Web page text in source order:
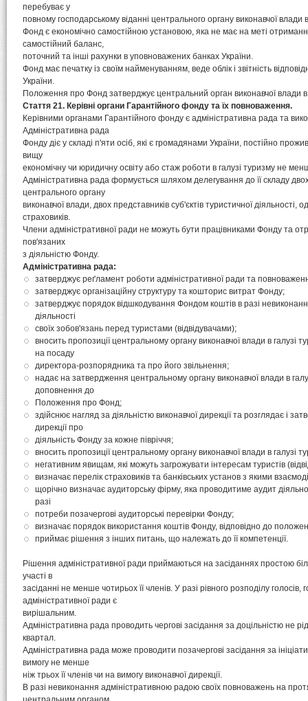
перебуває у
повному господарському віданні центрального органу виконавчої влади
Фонд є економічно самостійною установою, яка не має на меті
самостійний баланс,
поточний та інші рахунки в уповноважених банках України.
Фонд має печатку із своїм найменуванням, веде облік і звітність
України.
Положення про Фонд затверджує центральний орган виконавчої влади в
Стаття 21. Керівні органи Гарантійного фонду та їх повноваження.
Керівними органами Гарантійного фонду є адміністративна рада та
Адміністративна рада
Фонду діє у складі п'яти осіб, які є громадянами України, постійно
вищу
економічну чи юридичну освіту або стаж роботи в галузі туризму не
Адміністративна рада формується шляхом делегування до її складу
центрального органу
виконавчої влади, двох представників суб'єктів туристичної діяльності,
страховиків.
Члени адміністративної ради не можуть бути працівниками Фонду та
пов'язаних
з діяльністю Фонду.
Адміністративна рада:
затверджує реґламент роботи адміністративної ради та
затверджує організаційну структуру та кошторис витрат Фонду;
затверджує порядок відшкодування Фондом коштів в разі
діяльності
своїх зобов'язань перед туристами (відвідувачами);
вносить пропозиції центральному органу виконавчої влади в галузі
на посаду
директора-розпорядника та про його звільнення;
надає на затвердження центральному органу виконавчої влади в
доповнення до
Положення про Фонд;
здійснює нагляд за діяльністю виконавчої дирекції та розглядає і
дирекції про
діяльність Фонду за кожне півріччя;
вносить пропозиції центральному органу виконавчої влади в галузі
негативним явищам, які можуть загрожувати інтересам туристів
визначає перелік страховиків та банківських установ з якими
щорічно визначає аудиторську фірму, яка проводитиме аудит
разі
потреби позачергові аудиторські перевірки Фонду;
визначає порядок використання коштів Фонду, відповідно до
приймає рішення з інших питань, що належать до її компетенції.
Рішення адміністративної ради приймаються на засіданнях простою
участі в
засіданні не менше чотирьох її членів. У разі рівного розподілу голосів,
адміністративної ради є
вирішальним.
Адміністративна рада проводить чергові засідання за доцільністю не
квартал.
Адміністративна рада може проводити позачергові засідання за
вимогу не менше
ніж трьох її членів чи на вимогу виконавчої дирекції.
В разі невиконання адміністративною радою своїх повноважень на